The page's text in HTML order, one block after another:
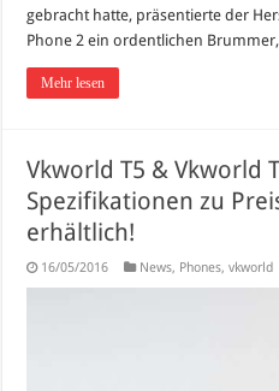
gebracht hatte, präsentierte der
Phone 2 ein ordentlichen
Mehr lesen
Vkworld T5 & Vkworld
Spezifikationen zu
erhältlich!
16/05/2016 News, Phones,vkworld